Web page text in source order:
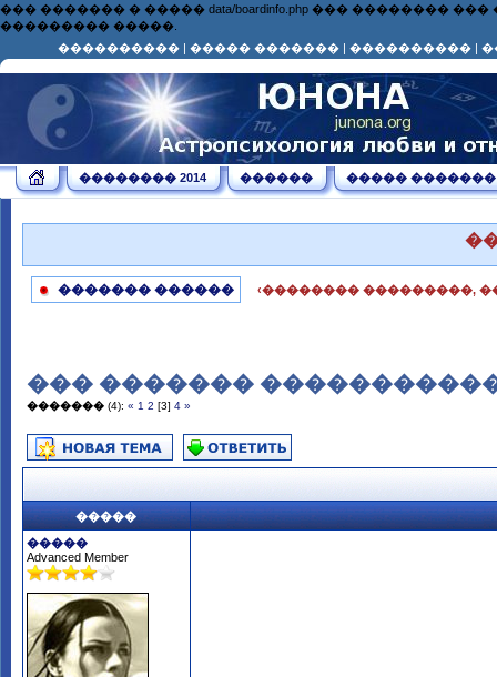
��� ������� � ����� data/boardinfo.php ���
��������� �����.
���������� | ����� ������� | ���������� |
�������� 2014 ������ ����� �������
������� ������ ‹�������� ���������,
��� ������� �����������
������� (4): « 1 2 [3] 4 »
�����
�����
Advanced Member